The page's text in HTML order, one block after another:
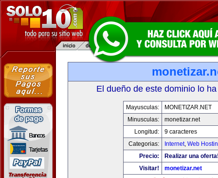
El dueño de este dominio lo
Mayusculas:
MONETIZAR.NET
Minusculas:
monetizar.net
Longitud:
9 caracteres
Categorias:
Internet, Web
Precio:
Realizar una
Visitar!
monetizar.net